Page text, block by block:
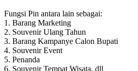
Fungsi Pin antara lain sebagai:
1. Barang Marketing
2. Souvenir Ulang Tahun
3. Barang Kampanye Calon Bupati
4. Souvenir Event
5. Penanda
6. Souvenir Tempat Wisata, dll